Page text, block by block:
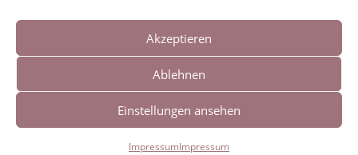
Cookies helfen uns bei der Bereitstellung
unserer Inhalte und Dienste. Durch die
weitere Nutzung der Webseite stimmen Sie
der Verwendung von Cookies zu.
Okay!
Akzeptieren
Ablehnen
Einstellungen ansehen
ImpressumImpressum
Autorenprofil
Impressum|Links